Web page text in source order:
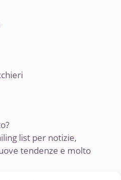
list per notizie,
tendenze e molto